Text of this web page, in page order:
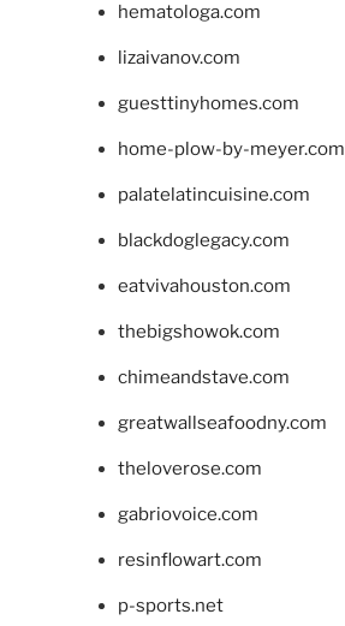
hematologa.com
lizaivanov.com
guesttinyhomes.com
home-plow-by-meyer.com
palatelatincuisine.com
blackdoglegacy.com
eatvivahouston.com
thebigshowok.com
chimeandstave.com
greatwallseafoodny.com
theloverose.com
gabriovoice.com
resinflowart.com
p-sports.net